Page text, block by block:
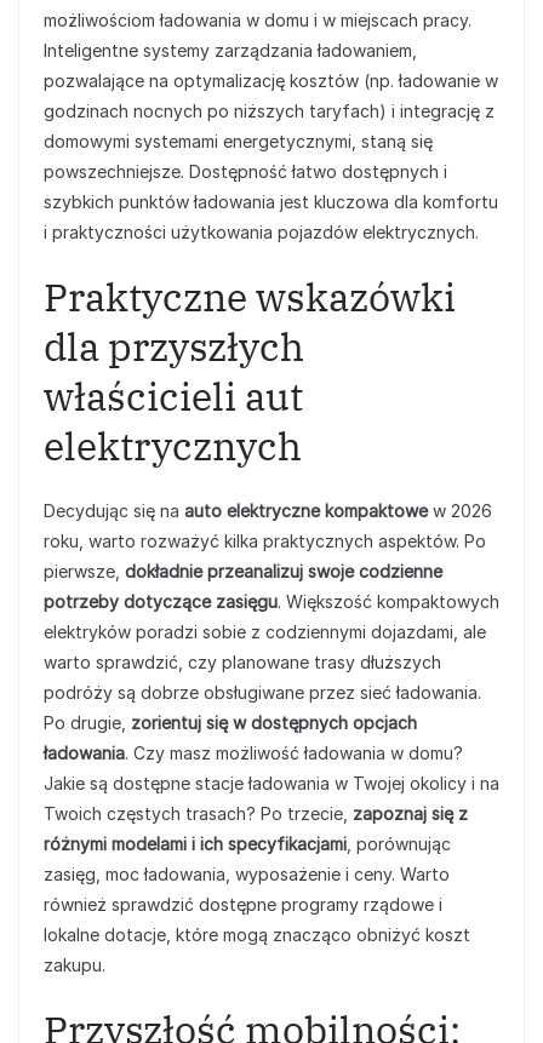
możliwościom ładowania w domu i w miejscach pracy.
Inteligentne systemy zarządzania ładowaniem,
pozwalające na optymalizację kosztów (np. ładowanie w
godzinach nocnych po niższych taryfach) i integrację z
domowymi systemami energetycznymi, staną się
powszechniejsze. Dostępność łatwo dostępnych i
szybkich punktów ładowania jest kluczowa dla komfortu
i praktyczności użytkowania pojazdów elektrycznych.
Praktyczne wskazówki
dla przyszłych
właścicieli aut
elektrycznych
Decydując się na auto elektryczne kompaktowew 2026
roku, warto rozważyć kilka praktycznych aspektów. Po
pierwsze, dokładnie przeanalizuj swoje codzienne
potrzeby dotyczące zasięgu. Większość kompaktowych
elektryków poradzi sobie z codziennymi dojazdami, ale
warto sprawdzić, czy planowane trasy dłuższych
podróży są dobrze obsługiwane przez sieć ładowania.
Po drugie, zorientuj się w dostępnych opcjach
ładowania. Czy masz możliwość ładowania w domu?
Jakie są dostępne stacje ładowania w Twojej okolicy i na
Twoich częstych trasach? Po trzecie, zapoznaj się z
różnymi modelami i ich specyfikacjami , porównując
zasięg, moc ładowania, wyposażenie i ceny. Warto
również sprawdzić dostępne programy rządowe i
lokalne dotacje, które mogą znacząco obniżyć koszt
zakupu.
Przyszłość mobilności: